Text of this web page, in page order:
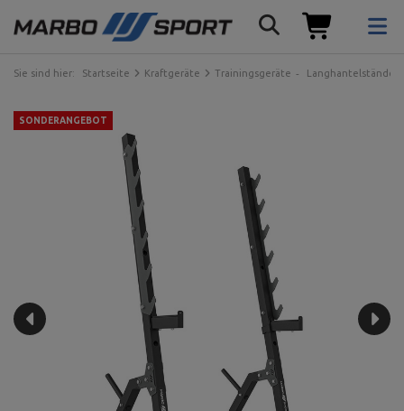
Sie sind hier: Startseite Kraftgeräte Trainingsgeräte Langhantelständer
SONDERANGEBOT